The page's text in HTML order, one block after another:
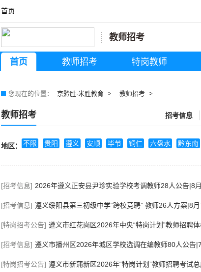
首页
教师招考
首页 教师招考 特岗教师
您现在的位置： 京黔胜·米胜教育 教师招考
教师招考 招考信息
地区： 不限 贵阳 遵义 安顺 毕节 铜仁 六盘水 黔东南
[招考信息] 2026年遵义正安县尹珍实验学校考调教师28人公告|8
[招考信息] 遵义绥阳县第三初级中学“跨校竞聘” 教师26人方案|8
[特岗招考公告] 遵义市红花岗区2026年中央“特岗计划”教师招聘
[招考信息] 遵义市播州区2026年城区学校选调在编教师80人公告
[特岗招考公告] 遵义市新蒲新区2026年“特岗计划”教师招聘考试